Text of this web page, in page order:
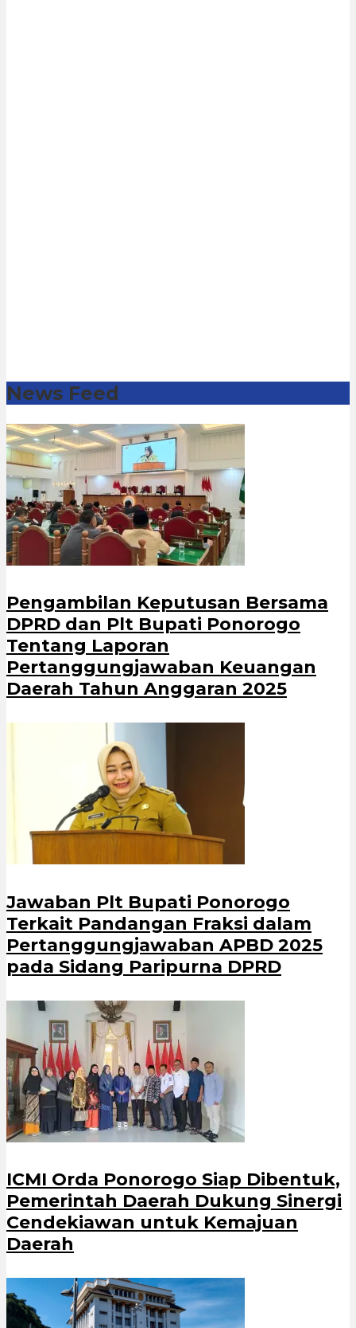
News Feed
Pengambilan Keputusan Bersama
DPRD dan Plt Bupati Ponorogo
Tentang Laporan
Pertanggungjawaban Keuangan
Daerah Tahun Anggaran 2025
Jawaban Plt Bupati Ponorogo
Terkait Pandangan Fraksi dalam
Pertanggungjawaban APBD 2025
pada Sidang Paripurna DPRD
ICMI Orda Ponorogo Siap Dibentuk,
Pemerintah Daerah Dukung Sinergi
Cendekiawan untuk Kemajuan
Daerah